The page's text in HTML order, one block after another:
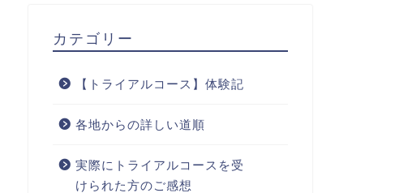
カテゴリー
【トライアルコース】体験記
各地からの詳しい道順
実際にトライアルコースを受
けられた方のご感想